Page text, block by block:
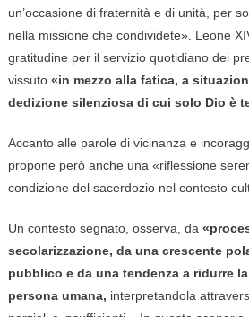
un’occasione di fraternità e di unità, per
nella missione che condividete». Leone
gratitudine per il servizio quotidiano dei
vissuto «in mezzo alla fatica, a
dedizione silenziosa di cui solo Dio è
Accanto alle parole di vicinanza e
propone però anche una «riflessione
condizione del sacerdozio nel contesto
Un contesto segnato, osserva, da
secolarizzazione, da una crescente
pubblico e da una tendenza a ridurre
persona umana, interpretandola